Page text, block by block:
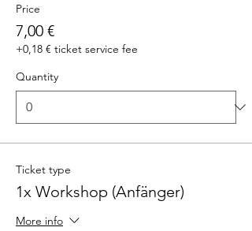
Price
7,00 €
+0,18 € ticket service fee
Quantity
Ticket type
1x Workshop (Anfänger)
More info